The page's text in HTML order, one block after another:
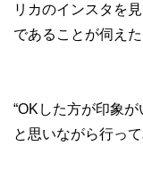
リカのインスタを
であることが伺えた
“OKした方が印象が
と思いながら行っ